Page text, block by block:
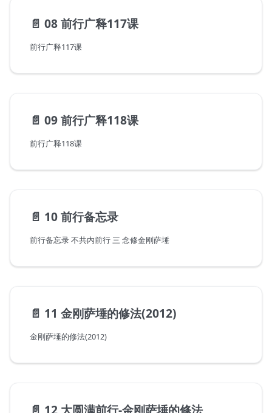
📄️ 08 前行广释117课
前行广释117课
📄️ 09 前行广释118课
前行广释118课
📄️ 10 前行备忘录
前行备忘录 不共内前行 三 念修金刚萨埵
📄️ 11 金刚萨埵的修法(2012)
金刚萨埵的修法(2012)
📄️ 12 大圆满前行-金刚萨埵的修法